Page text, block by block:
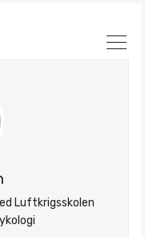
Luftkrigsskolen